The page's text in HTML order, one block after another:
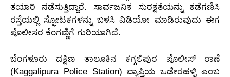
ತಯಾರಿ ನಡೆಸುತ್ತಿದ್ದಾರೆ. ಸಾರ್ವಜನಿಕ ಸುರಕ್ಷತೆಯನ್ನು ಕಡೆಗಣಿಸಿ
ರಸ್ತೆಯಲ್ಲಿ ಸ್ಫೋಟಕಗಳನ್ನು ಬಳಸಿ ವಿಡಿಯೋ ಮಾಡಿರುವುದು ಈಗ
ಪೊಲೀಸರ ಕೆಂಗಣ್ಣಿಗೆ ಗುರಿಯಾಗಿದೆ.
ಬೆಂಗಳೂರು ದಕ್ಷಿಣ ತಾಲೂಕಿನ ಕಗ್ಗಲಿಪುರ ಪೊಲೀಸ್ ಠಾಣೆ
(Kaggalipura Police Station) ವ್ಯಾಪ್ತಿಯ ಒಡೇರಹಳ್ಳಿ ಎಂಬ